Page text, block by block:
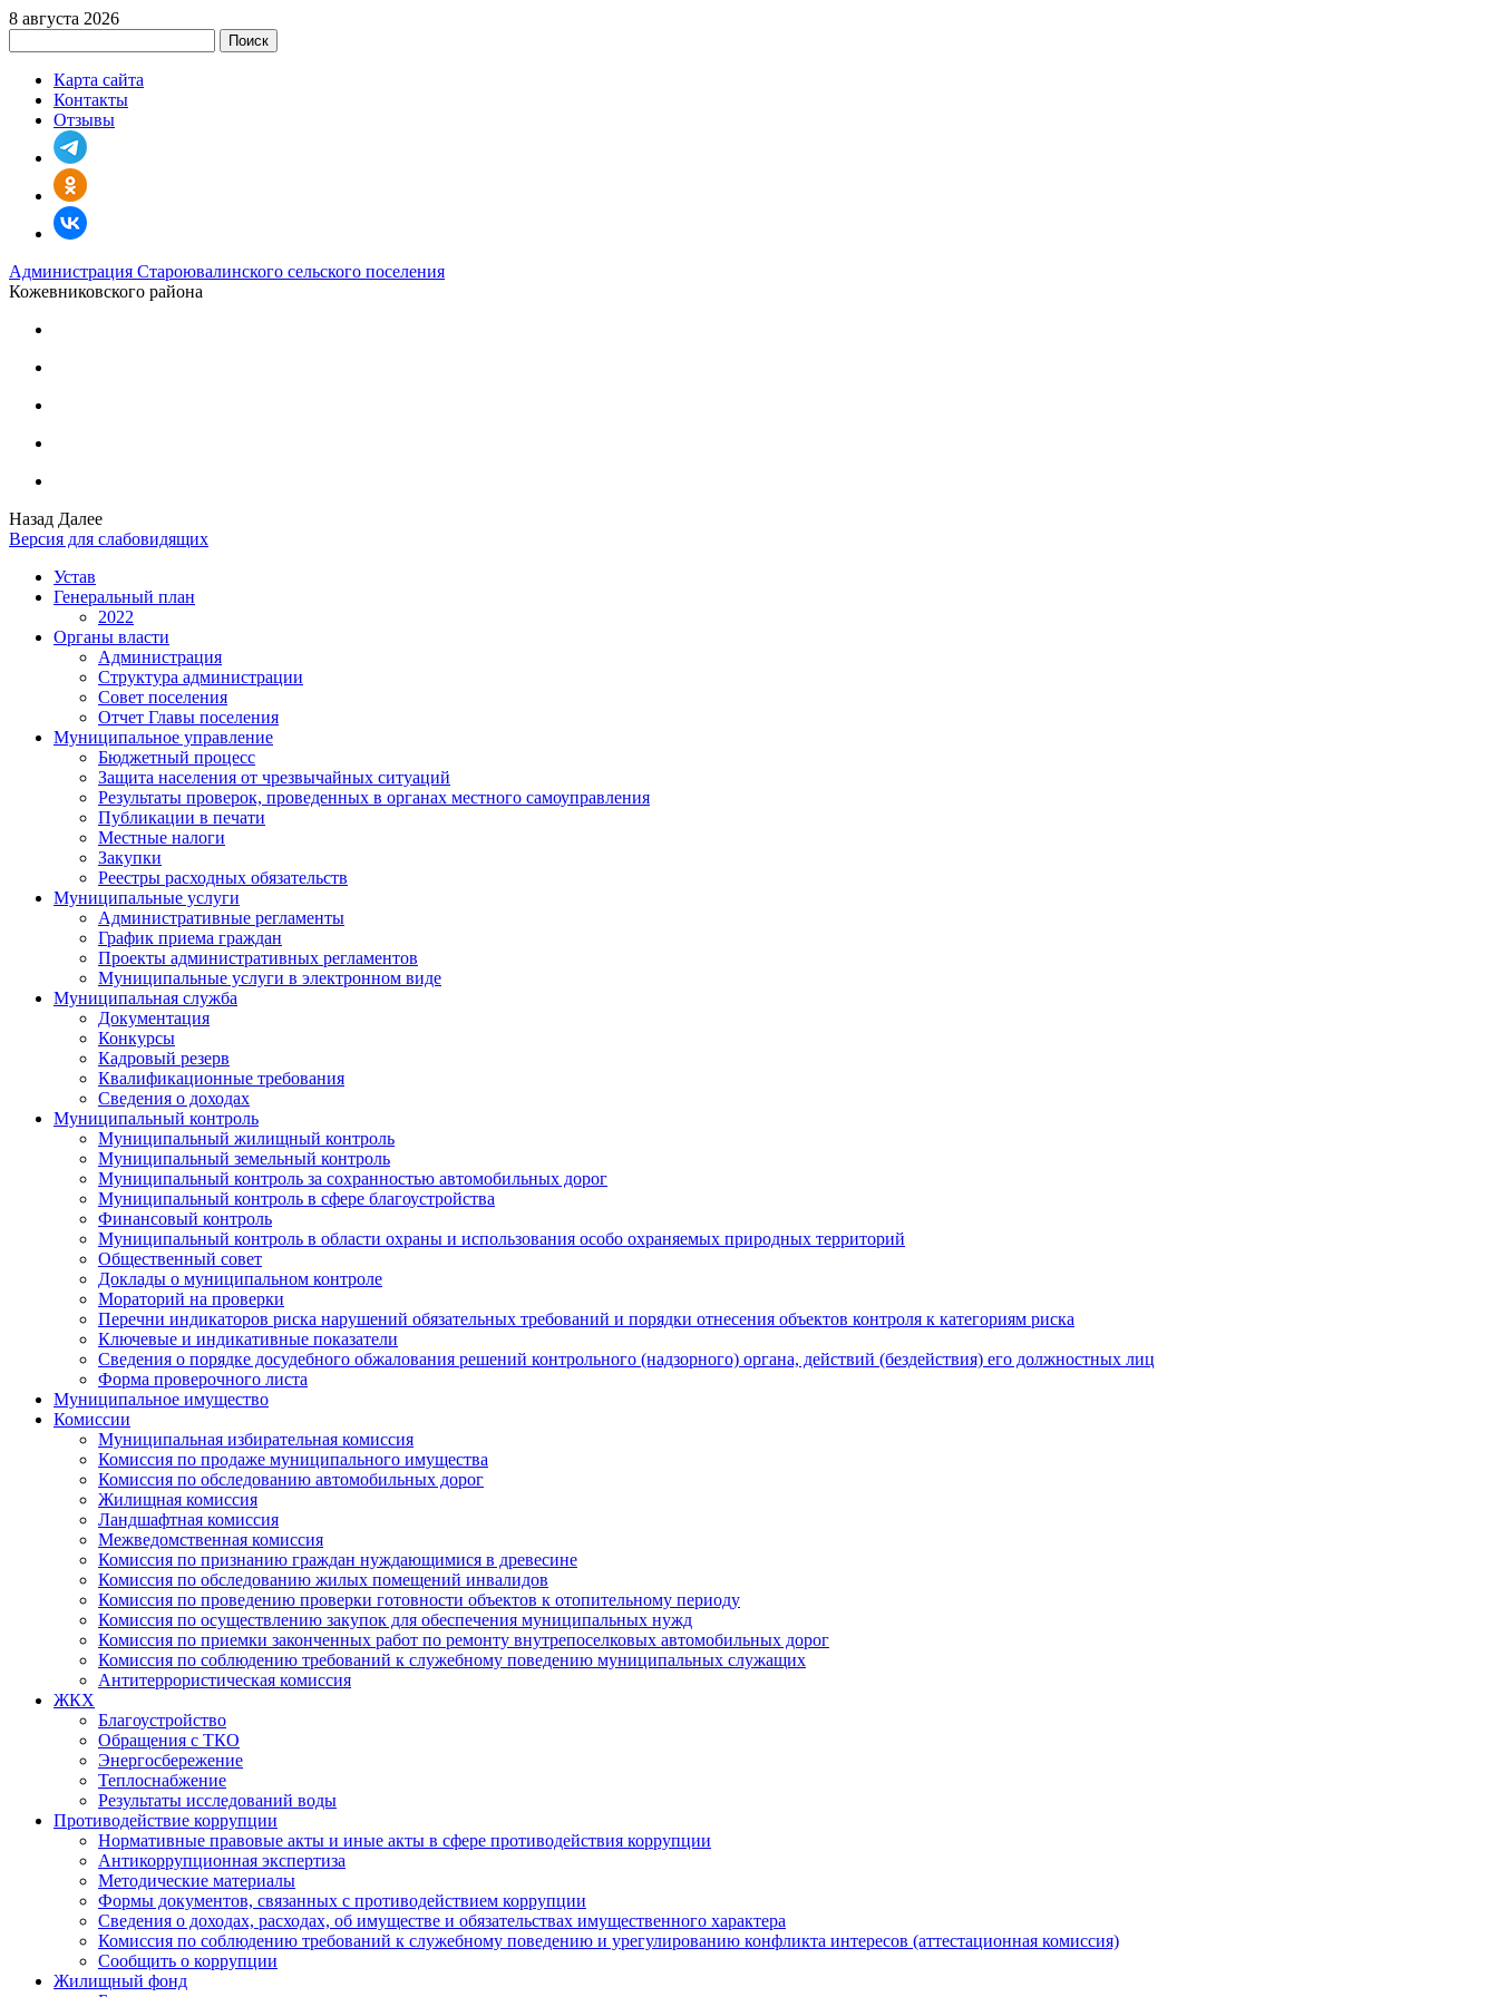
8 августа 2026
Поиск
Карта сайта
Контакты
Отзывы
Администрация Староювалинского сельского поселения
Кожевниковского района
Назад Далее
Версия для слабовидящих
Устав
Генеральный план
2022
Органы власти
Администрация
Структура администрации
Совет поселения
Отчет Главы поселения
Муниципальное управление
Бюджетный процесс
Защита населения от чрезвычайных ситуаций
Результаты проверок, проведенных в органах местного самоуправления
Публикации в печати
Местные налоги
Закупки
Реестры расходных обязательств
Муниципальные услуги
Административные регламенты
График приема граждан
Проекты административных регламентов
Муниципальные услуги в электронном виде
Муниципальная служба
Документация
Конкурсы
Кадровый резерв
Квалификационные требования
Сведения о доходах
Муниципальный контроль
Муниципальный жилищный контроль
Муниципальный земельный контроль
Муниципальный контроль за сохранностью автомобильных дорог
Муниципальный контроль в сфере благоустройства
Финансовый контроль
Муниципальный контроль в области охраны и использования особо охраняемых природных территорий
Общественный совет
Доклады о муниципальном контроле
Мораторий на проверки
Перечни индикаторов риска нарушений обязательных требований и порядки отнесения объектов контроля к категориям риска
Ключевые и индикативные показатели
Сведения о порядке досудебного обжалования решений контрольного (надзорного) органа, действий (бездействия) его должностных лиц
Форма проверочного листа
Муниципальное имущество
Комиссии
Муниципальная избирательная комиссия
Комиссия по продаже муниципального имущества
Комиссия по обследованию автомобильных дорог
Жилищная комиссия
Ландшафтная комиссия
Межведомственная комиссия
Комиссия по признанию граждан нуждающимися в древесине
Комиссия по обследованию жилых помещений инвалидов
Комиссия по проведению проверки готовности объектов к отопительному периоду
Комиссия по осуществлению закупок для обеспечения муниципальных нужд
Комиссия по приемки законченных работ по ремонту внутрепоселковых автомобильных дорог
Комиссия по соблюдению требований к служебному поведению муниципальных служащих
Антитеррористическая комиссия
ЖКХ
Благоустройство
Обращения с ТКО
Энергосбережение
Теплоснабжение
Результаты исследований воды
Противодействие коррупции
Нормативные правовые акты и иные акты в сфере противодействия коррупции
Антикоррупционная экспертиза
Методические материалы
Формы документов, связанных с противодействием коррупции
Сведения о доходах, расходах, об имуществе и обязательствах имущественного характера
Комиссия по соблюдению требований к служебному поведению и урегулированию конфликта интересов (аттестационная комиссия)
Сообщить о коррупции
Жилищный фонд